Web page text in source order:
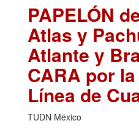
PAPELÓN
Atlas y
Atlante y
CARA por
Línea de
TUDN México